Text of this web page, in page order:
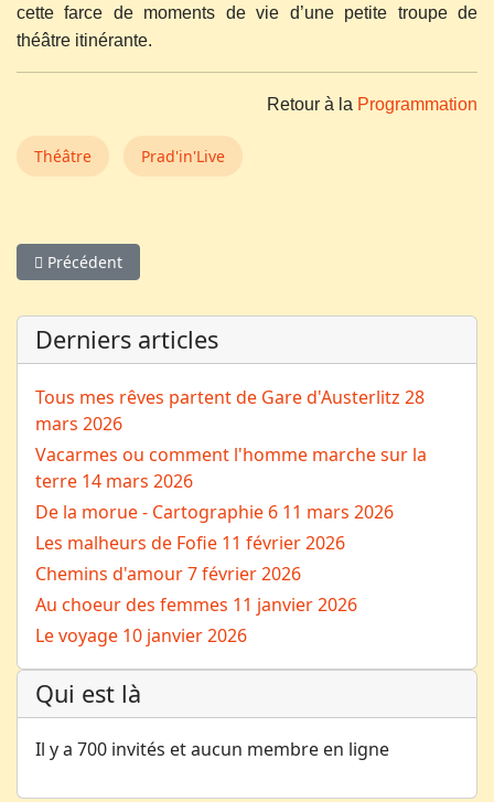
cette farce de moments de vie d’une petite troupe de
théâtre itinérante.
Retour à la Programmation
Théâtre Prad'in'Live
Article précédent : Patrick Jullian
Précédent
Derniers articles
Tous mes rêves partent de Gare d'Austerlitz 28
mars 2026
Vacarmes ou comment l'homme marche sur la
terre 14 mars 2026
De la morue - Cartographie 6 11 mars 2026
Les malheurs de Fofie 11 février 2026
Chemins d'amour7 février 2026
Au choeur des femmes 11 janvier 2026
Le voyage 10 janvier 2026
Qui est là
Il y a 700 invités et aucun membre en ligne